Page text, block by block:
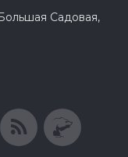
Садовая,